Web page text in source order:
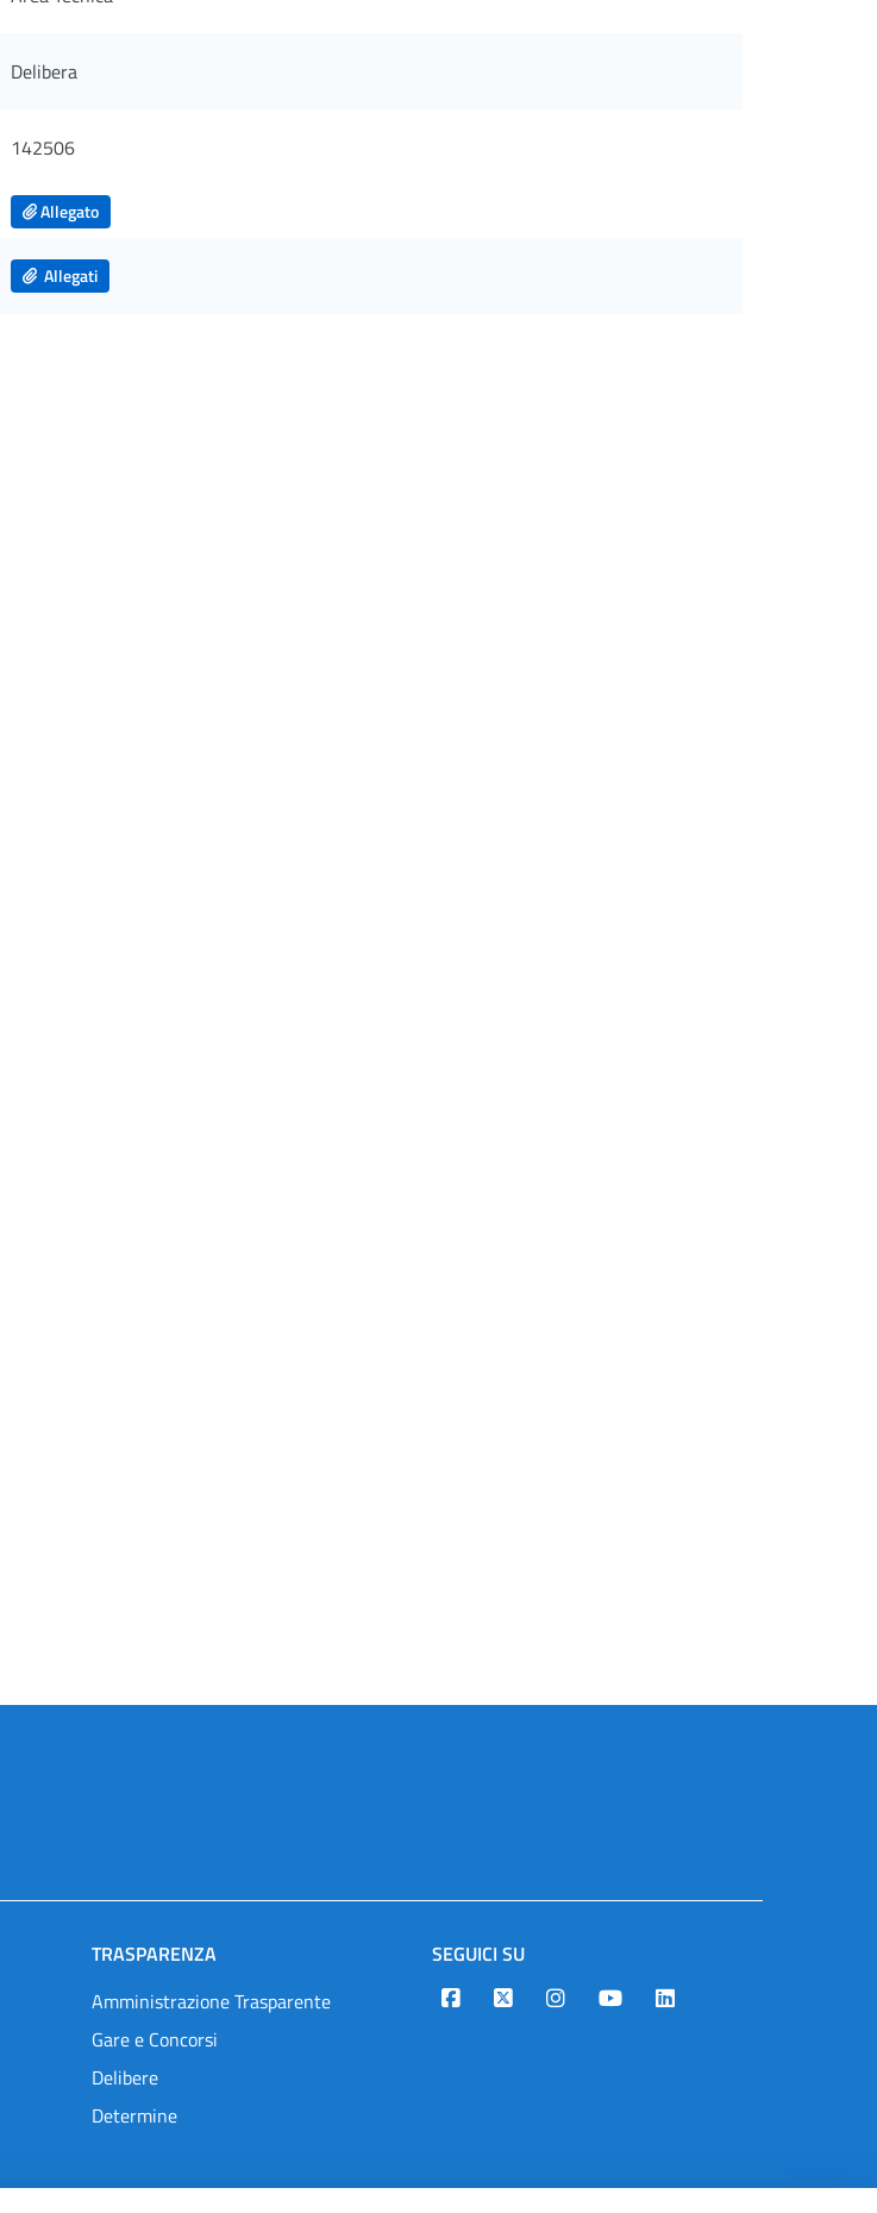
Delibera
142506
Allegato
Allegati
TRASPARENZA
Amministrazione Trasparente
Gare e Concorsi
Delibere
Determine
SEGUICI SU
Designers Italia
TwitterInstagramYoutubeLinkedin